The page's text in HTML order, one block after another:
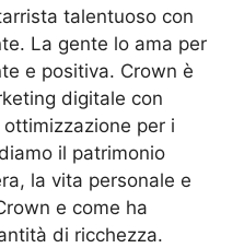
talentuoso con
La gente lo ama per
e positiva. Crown è
digitale con
per i
il patrimonio
la vita personale e
e come ha
di ricchezza.